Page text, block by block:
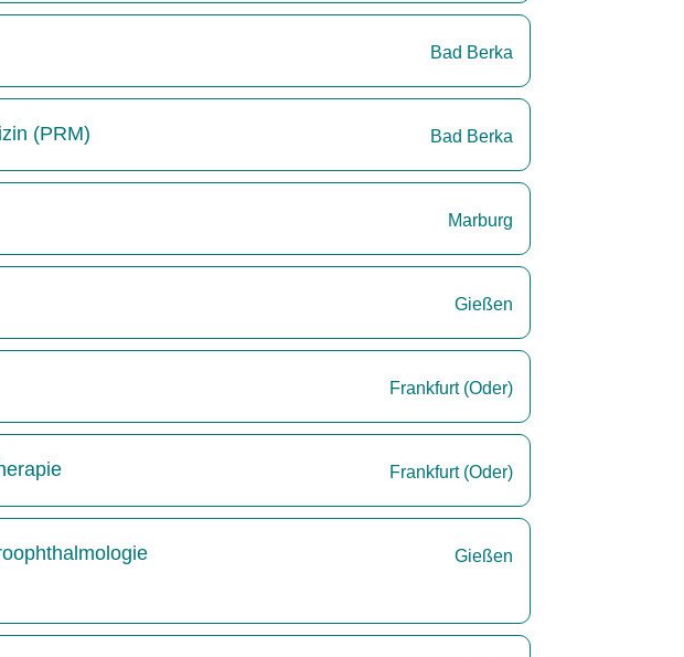
Bad Berka
(PRM) Bad Berka
Marburg
Gießen
Frankfurt (Oder)
Frankfurt (Oder)
Gießen